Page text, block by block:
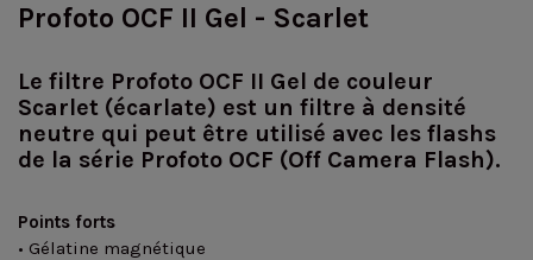
Profoto OCF II Gel - Scarlet
Le filtre Profoto OCF II Gel de couleur
Scarlet (écarlate) est un filtre à densité
neutre qui peut être utilisé avec les flashs
de la série Profoto OCF (Off Camera Flash).
Points forts
• Gélatine magnétique